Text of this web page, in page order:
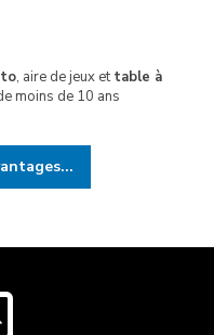
, aire de jeux et table à
moins de 10 ans